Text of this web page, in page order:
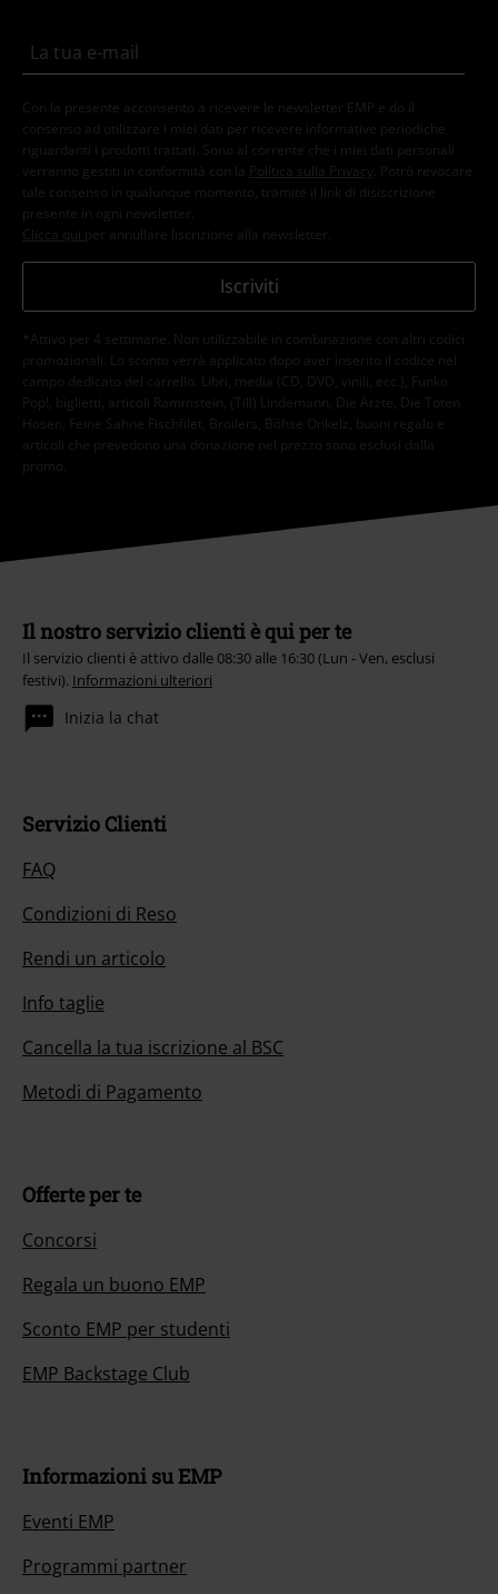
Con la presente acconsento a ricevere le newsletter EMP e do il
consenso ad utilizzare i miei dati per ricevere informative periodiche
riguardanti i prodotti trattati. Sono al corrente che i miei dati personali
verranno gestiti in conformità con la
Politica sulla Privacy
. Potrò revocare
tale consenso in qualunque momento, tramite il link di disiscrizione
presente in ogni newsletter.
Clicca qui per annullare liscrizione alla newsletter.
Iscriviti
*Attivo per 4 settimane. Non utilizzabile in combinazione con altri codici
promozionali. Lo sconto verrà applicato dopo aver inserito il codice nel
campo dedicato del carrello. Libri, media (CD, DVD, vinili, ecc.), Funko
Pop!, biglietti, articoli Rammstein, (Till) Lindemann, Die Ärzte, Die Toten
Hosen, Feine Sahne Fischfilet, Broilers, Böhse Onkelz, buoni regalo e
articoli che prevedono una donazione nel prezzo sono esclusi dalla
promo.
Il nostro servizio clienti è qui per te
Il servizio clienti è attivo dalle 08:30 alle 16:30 (Lun - Ven, esclusi
festivi). Informazioni ulteriori
Inizia la chat
Servizio Clienti
FAQ
Condizioni di Reso
Rendi un articolo
Info taglie
Cancella la tua iscrizione al BSC
Metodi di Pagamento
Offerte per te
Concorsi
Regala un buono EMP
Sconto EMP per studenti
EMP Backstage Club
Informazioni su EMP
Eventi EMP
Programmi partner